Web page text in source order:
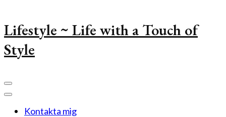
Lifestyle ~ Life with a Touch of
Style
Kontakta mig